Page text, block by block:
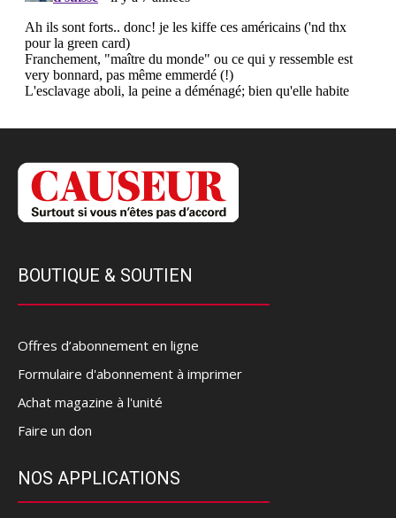
BOUTIQUE & SOUTIEN
Offres d’abonnement en ligne
Formulaire d'abonnement à imprimer
Achat magazine à l'unité
Faire un don
NOS APPLICATIONS